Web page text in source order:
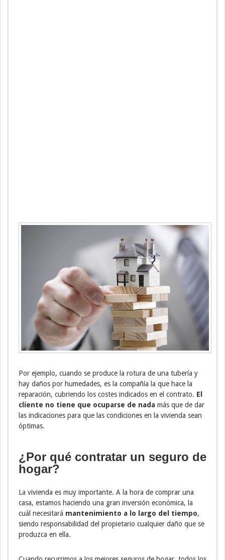
Por ejemplo, cuando se produce la rotura de una tubería y
hay daños por humedades, es la compañía la que hace la
reparación, cubriendo los costes indicados en el contrato. El
cliente no tiene que ocuparse de nada más que de dar
las indicaciones para que las condiciones en la vivienda sean
óptimas.
¿Por qué contratar un seguro de
hogar?
La vivienda es muy importante. A la hora de comprar una
casa, estamos haciendo una gran inversión económica, la
cuál necesitará mantenimiento a lo largo del tiempo,
siendo responsabilidad del propietario cualquier daño que se
produzca en ella.